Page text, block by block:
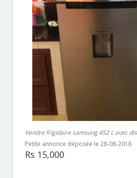
Vendre frigidaire samsung 452 L avec
Petite annonce déposée le 28-08-2018
Rs 15,000